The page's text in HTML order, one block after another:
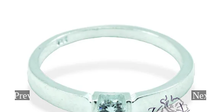
Previous Next